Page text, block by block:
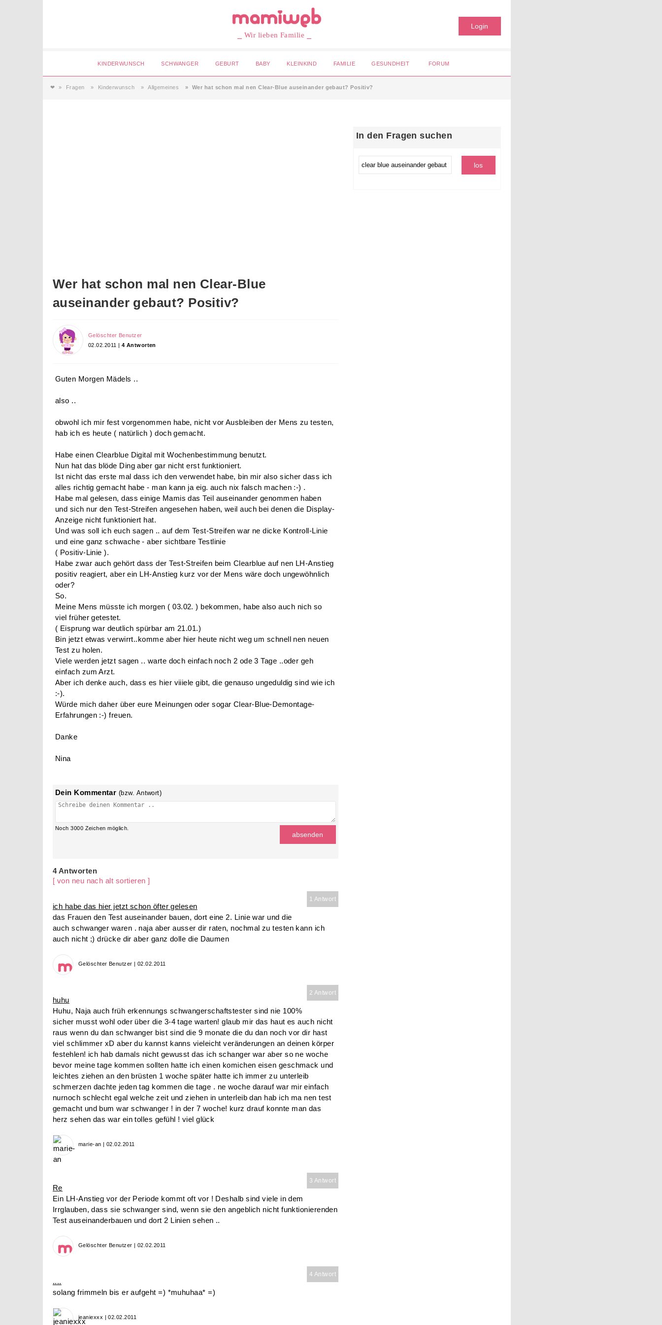
⎯ Wir lieben Familie ⎯
Login
KINDERWUNSCH SCHWANGER GEBURT BABY KLEINKIND FAMILIE GESUNDHEIT FORUM
❤ Fragen Kinderwunsch Allgemeines Wer hat schon mal nen Clear-Blue auseinander gebaut? Positiv?
Wer hat schon mal nen Clear-Blue
auseinander gebaut? Positiv?
Gelöschter Benutzer
02.02.2011 | 4 Antworten
Guten Morgen Mädels ..
also ..
obwohl ich mir fest vorgenommen habe, nicht vor Ausbleiben der Mens zu testen,
hab ich es heute ( natürlich ) doch gemacht.
Habe einen Clearblue Digital mit Wochenbestimmung benutzt.
Nun hat das blöde Ding aber gar nicht erst funktioniert.
Ist nicht das erste mal dass ich den verwendet habe, bin mir also sicher dass ich
alles richtig gemacht habe - man kann ja eig. auch nix falsch machen :-) .
Habe mal gelesen, dass einige Mamis das Teil auseinander genommen haben
und sich nur den Test-Streifen angesehen haben, weil auch bei denen die Display-
Anzeige nicht funktioniert hat.
Und was soll ich euch sagen .. auf dem Test-Streifen war ne dicke Kontroll-Linie
und eine ganz schwache - aber sichtbare Testlinie
( Positiv-Linie ).
Habe zwar auch gehört dass der Test-Streifen beim Clearblue auf nen LH-Anstieg
positiv reagiert, aber ein LH-Anstieg kurz vor der Mens wäre doch ungewöhnlich
oder?
So.
Meine Mens müsste ich morgen ( 03.02. ) bekommen, habe also auch nich so
viel früher getestet.
( Eisprung war deutlich spürbar am 21.01.)
Bin jetzt etwas verwirrt..komme aber hier heute nicht weg um schnell nen neuen
Test zu holen.
Viele werden jetzt sagen .. warte doch einfach noch 2 ode 3 Tage ..oder geh
einfach zum Arzt.
Aber ich denke auch, dass es hier viiiele gibt, die genauso ungeduldig sind wie ich
:-).
Würde mich daher über eure Meinungen oder sogar Clear-Blue-Demontage-
Erfahrungen :-) freuen.
Danke
Nina
Dein Kommentar (bzw. Antwort)
Noch3000 Zeichen möglich.
4 Antworten
[ von neu nach alt sortieren ]
1 Antwort
ich habe das hier jetzt schon öfter gelesen
das Frauen den Test auseinander bauen, dort eine 2. Linie war und die
auch schwanger waren . naja aber ausser dir raten, nochmal zu testen kann ich
auch nicht ;) drücke dir aber ganz dolle die Daumen
Gelöschter Benutzer | 02.02.2011
2 Antwort
huhu
Huhu, Naja auch früh erkennungs schwangerschaftstester sind nie 100%
sicher musst wohl oder über die 3-4 tage warten! glaub mir das haut es auch nicht
raus wenn du dan schwanger bist sind die 9 monate die du dan noch vor dir hast
viel schlimmer xD aber du kannst kanns vieleicht veränderungen an deinen körper
festehlen! ich hab damals nicht gewusst das ich schanger war aber so ne woche
bevor meine tage kommen sollten hatte ich einen komichen eisen geschmack und
leichtes ziehen an den brüsten 1 woche später hatte ich immer zu unterleib
schmerzen dachte jeden tag kommen die tage . ne woche darauf war mir einfach
nurnoch schlecht egal welche zeit und ziehen in unterleib dan hab ich ma nen test
gemacht und bum war schwanger ! in der 7 woche! kurz drauf konnte man das
herz sehen das war ein tolles gefühl ! viel glück
marie-an | 02.02.2011
3 Antwort
Re
Ein LH-Anstieg vor der Periode kommt oft vor ! Deshalb sind viele in dem
Irrglauben, dass sie schwanger sind, wenn sie den angeblich nicht funktionierenden
Test auseinanderbauen und dort 2 Linien sehen ..
Gelöschter Benutzer | 02.02.2011
4 Antwort
....
solang frimmeln bis er aufgeht =) *muhuhaa* =)
jeaniexxx | 02.02.2011
In den Fragen suchen